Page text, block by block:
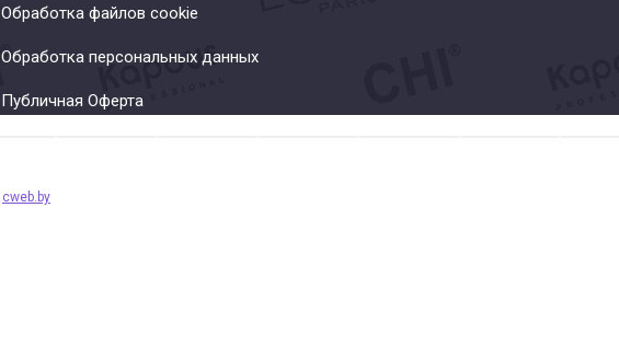
Обработка файлов cookie
Обработка персональных данных
Публичная Оферта
cweb.by